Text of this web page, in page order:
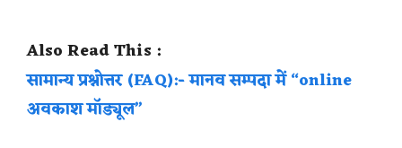
Also Read This :
सामान्य प्रश्नोत्तर (FAQ):- मानव सम्पदा में “online
अवकाश मॉड्यूल”